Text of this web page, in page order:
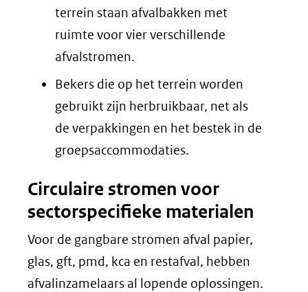
terrein staan afvalbakken met
ruimte voor vier verschillende
afvalstromen.
Bekers die op het terrein worden
gebruikt zijn herbruikbaar, net als
de verpakkingen en het bestek in de
groepsaccommodaties.
Circulaire stromen voor
sectorspecifieke materialen
Voor de gangbare stromen afval papier,
glas, gft, pmd, kca en restafval, hebben
afvalinzamelaars al lopende oplossingen.